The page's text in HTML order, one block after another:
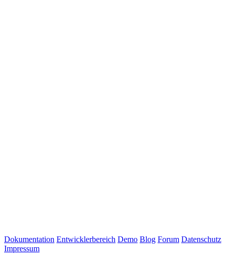
Dokumentation Entwicklerbereich Demo Blog Forum Datenschutz
Impressum